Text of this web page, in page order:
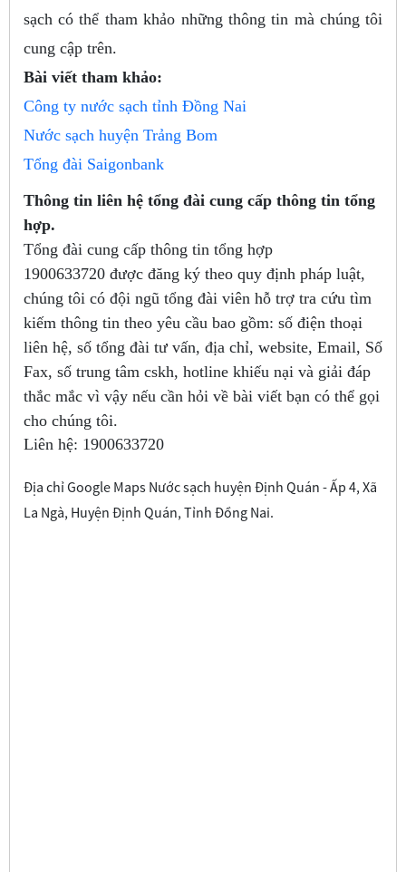
sạch có thể tham khảo những thông tin mà chúng tôi
cung cập trên.
Bài viết tham khảo:
Công ty nước sạch tỉnh Đồng Nai
Nước sạch huyện Trảng Bom
Tổng đài Saigonbank
Thông tin liên hệ tổng đài cung cấp thông tin tổng
hợp.
Tổng đài cung cấp thông tin tổng hợp
1900633720 được đăng ký theo quy định pháp luật,
chúng tôi có đội ngũ tổng đài viên hỗ trợ tra cứu tìm
kiếm thông tin theo yêu cầu bao gồm: số điện thoại
liên hệ, số tổng đài tư vấn, địa chỉ, website, Email, Số
Fax, số trung tâm cskh, hotline khiếu nại và giải đáp
thắc mắc vì vậy nếu cần hỏi về bài viết bạn có thể gọi
cho chúng tôi.
Liên hệ: 1900633720
Địa chỉ Google Maps Nước sạch huyện Định Quán - Ấp 4, Xã
La Ngà, Huyện Định Quán, Tỉnh Đồng Nai.